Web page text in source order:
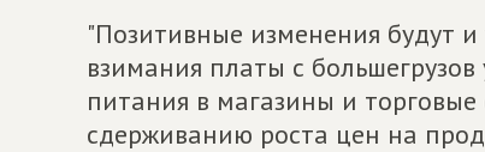
"Позитивные изменения будут
взимания платы с
питания в магазины и торговые
сдерживанию роста цен на